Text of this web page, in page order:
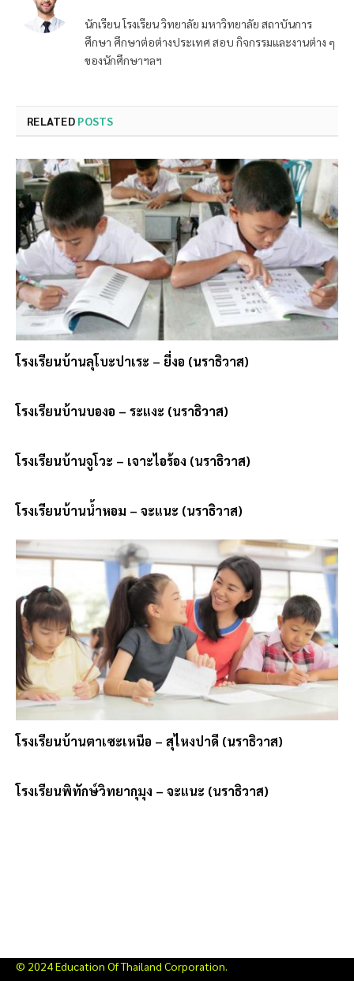
นักเรียน โรงเรียน วิทยาลัย มหาวิทยาลัย สถาบันการ
ศึกษา ศึกษาต่อต่างประเทศ สอบ กิจกรรมและงานต่าง ๆ
ของนักศึกษาฯลฯ
RELATED POSTS
โรงเรียนบ้านลุโบะปาเระ – ยี่งอ (นราธิวาส)
โรงเรียนบ้านบองอ – ระแงะ (นราธิวาส)
โรงเรียนบ้านจูโวะ – เจาะไอร้อง (นราธิวาส)
โรงเรียนบ้านน้ำหอม – จะแนะ (นราธิวาส)
โรงเรียนบ้านตาเซะเหนือ – สุไหงปาดี (นราธิวาส)
โรงเรียนพิทักษ์วิทยากุมุง – จะแนะ (นราธิวาส)
© 2024 Education Of Thailand Corporation.